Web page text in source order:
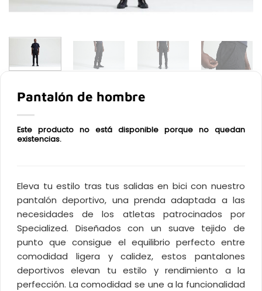
Pantalón de hombre
Este producto no está disponible porque no quedan
existencias.
Eleva tu estilo tras tus salidas en bici con nuestro
pantalón deportivo, una prenda adaptada a las
necesidades de los atletas patrocinados por
Specialized. Diseñados con un suave tejido de
punto que consigue el equilibrio perfecto entre
comodidad ligera y calidez, estos pantalones
deportivos elevan tu estilo y rendimiento a la
perfección. La comodidad se une a la funcionalidad